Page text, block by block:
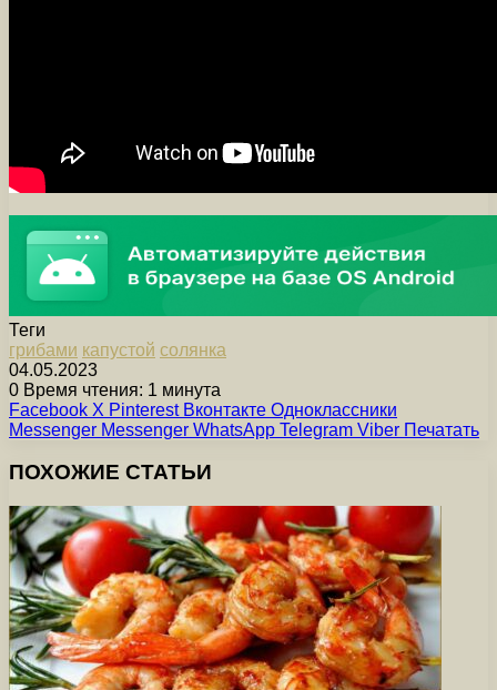
Теги
грибами капустой солянка
04.05.2023
0 Время чтения: 1 минута
Facebook X Pinterest Вконтакте Одноклассники
Messenger Messenger WhatsApp Telegram Viber Печатать
ПОХОЖИЕ СТАТЬИ